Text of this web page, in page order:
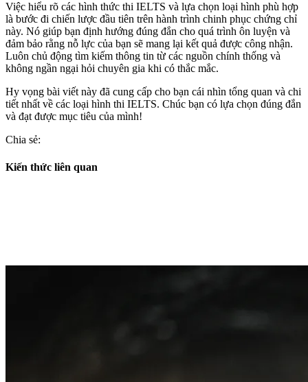
Việc hiểu rõ các hình thức thi IELTS và lựa chọn loại hình phù hợp
là bước đi chiến lược đầu tiên trên hành trình chinh phục chứng chỉ
này. Nó giúp bạn định hướng đúng đắn cho quá trình ôn luyện và
đảm bảo rằng nỗ lực của bạn sẽ mang lại kết quả được công nhận.
Luôn chủ động tìm kiếm thông tin từ các nguồn chính thống và
không ngần ngại hỏi chuyên gia khi có thắc mắc.
Hy vọng bài viết này đã cung cấp cho bạn cái nhìn tổng quan và chi
tiết nhất về các loại hình thi IELTS. Chúc bạn có lựa chọn đúng đắn
và đạt được mục tiêu của mình!
Chia sẻ:
Kiến thức liên quan